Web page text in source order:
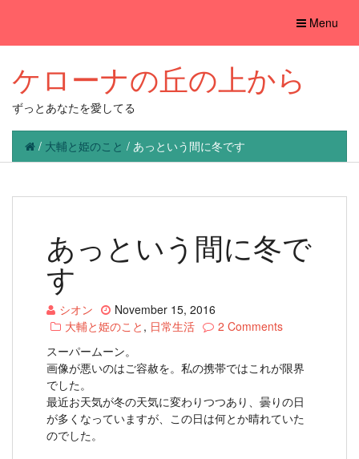
Toggle
Menu
ケローナの丘の上から
ずっとあなたを愛してる
/ 大輔と姫のこと / あっという間に冬です
あっという間に冬で
す
シオン
November 15, 2016
大輔と姫のこと , 日常生活
2 Comments
スーパームーン。
画像が悪いのはご容赦を。私の携帯ではこれが限界
でした。
最近お天気が冬の天気に変わりつつあり、曇りの日
が多くなっていますが、この日は何とか晴れていた
のでした。